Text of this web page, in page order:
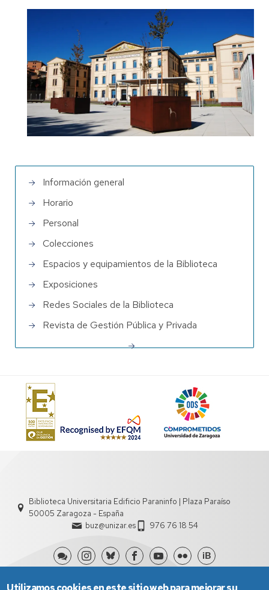
Información general
Horario
Personal
Colecciones
Espacios y equipamientos de la Biblioteca
Exposiciones
Redes Sociales de la Biblioteca
Revista de Gestión Pública y Privada
Biblioteca Universitaria Edificio Paraninfo | Plaza Paraíso
50005 Zaragoza - España
buz@unizar.es
976 76 18 54